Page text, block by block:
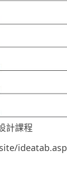
計課程
ideatab.asp